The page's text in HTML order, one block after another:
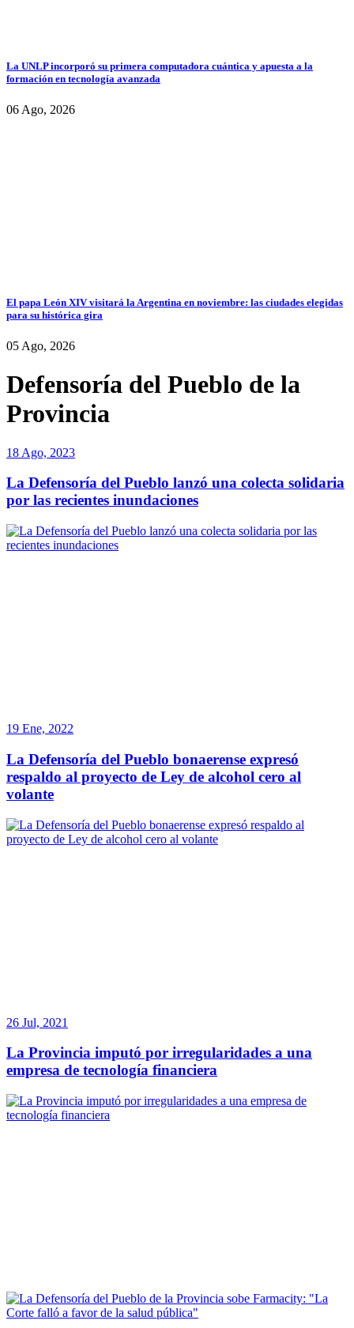
La UNLP incorporó su primera computadora cuántica y apuesta a la
formación en tecnología avanzada
06 Ago, 2026
El papa León XIV visitará la Argentina en noviembre: las ciudades elegidas
para su histórica gira
05 Ago, 2026
Defensoría del Pueblo de la
Provincia
18 Ago, 2023
La Defensoría del Pueblo lanzó una colecta solidaria
por las recientes inundaciones
19 Ene, 2022
La Defensoría del Pueblo bonaerense expresó
respaldo al proyecto de Ley de alcohol cero al
volante
26 Jul, 2021
La Provincia imputó por irregularidades a una
empresa de tecnología financiera